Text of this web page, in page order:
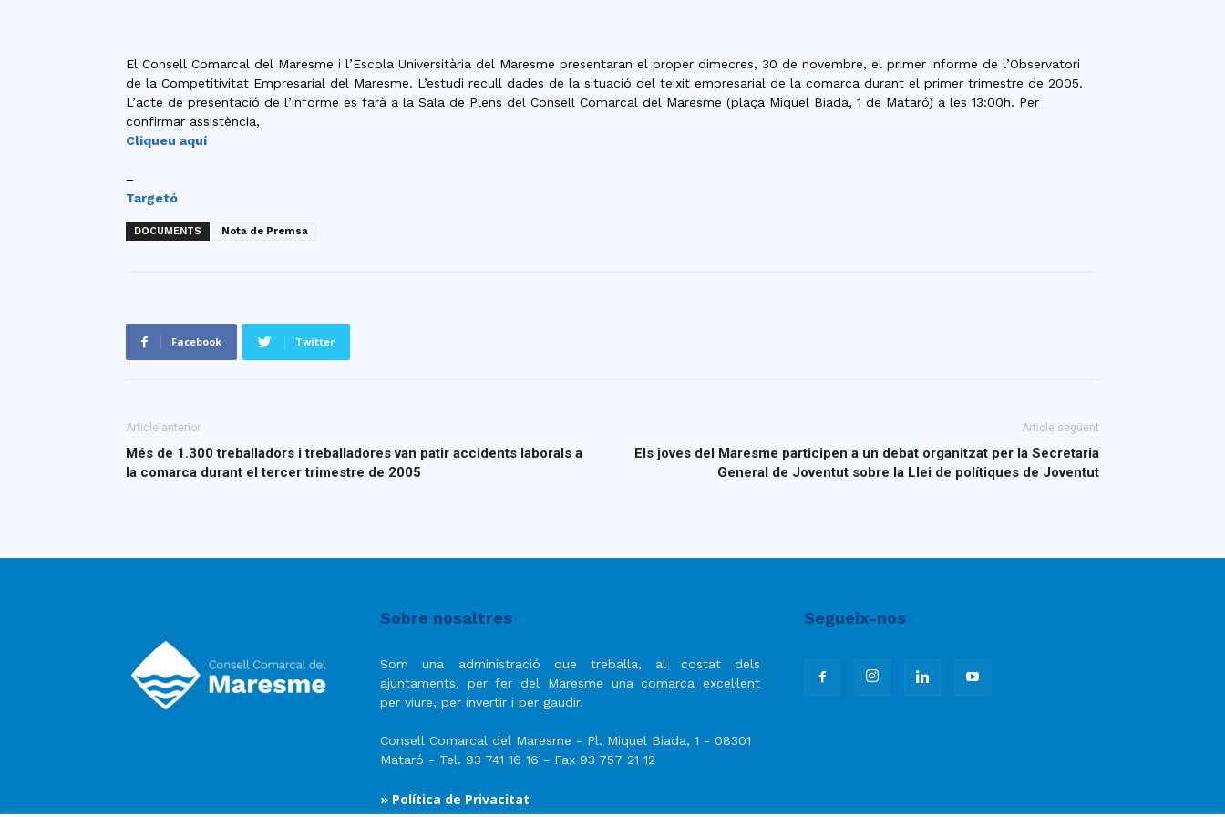
El Consell Comarcal del Maresme i l’Escola Universitària del Maresme presentaran el proper dimecres, 30 de novembre, el primer informe de l’Observatori
de la Competitivitat Empresarial del Maresme. L’estudi recull dades de la situació del teixit empresarial de la comarca durant el primer trimestre de 2005.
L’acte de presentació de l’informe es farà a la Sala de Plens del Consell Comarcal del Maresme (plaça Miquel Biada, 1 de Mataró) a les 13:00h. Per
confirmar assistència,
Cliqueu aquí
–
Targetó
DOCUMENTS Nota de Premsa
Facebook Twitter
Article anterior
Més de 1.300 treballadors i treballadores van patir accidents laborals a
la comarca durant el tercer trimestre de 2005
Article següent
Els joves del Maresme participen a un debat organitzat per la Secretaria
General de Joventut sobre la Llei de polítiques de Joventut
Sobre nosaltres
Som una administració que treballa, al costat dels
ajuntaments, per fer del Maresme una comarca excel·lent
per viure, per invertir i per gaudir.
Consell Comarcal del Maresme - Pl. Miquel Biada, 1 - 08301
Mataró - Tel. 93 741 16 16 - Fax 93 757 21 12
» Política de Privacitat
Segueix-nos